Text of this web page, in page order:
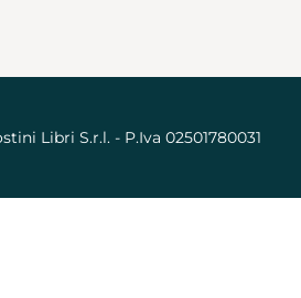
Libri S.r.l. - P.Iva 02501780031